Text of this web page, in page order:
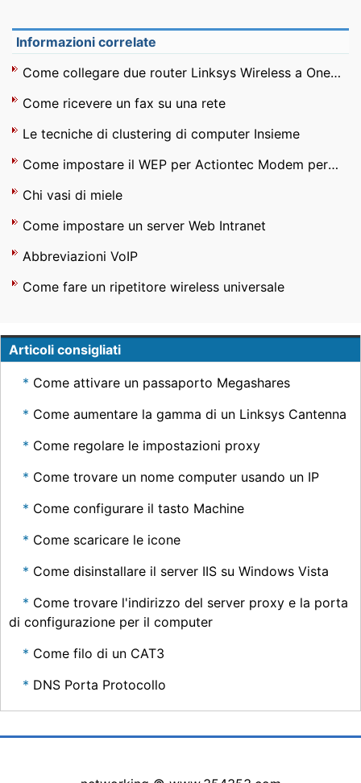
Informazioni correlate
Come collegare due router Linksys Wireless a One Network
Come ricevere un fax su una rete
Le tecniche di clustering di computer Insieme
Come impostare il WEP per Actiontec Modem per Qwest
Chi vasi di miele
Come impostare un server Web Intranet
Abbreviazioni VoIP
Come fare un ripetitore wireless universale
Articoli consigliati
Come attivare un passaporto Megashares
Come aumentare la gamma di un Linksys Cantenna
Come regolare le impostazioni proxy
Come trovare un nome computer usando un IP
Come configurare il tasto Machine
Come scaricare le icone
Come disinstallare il server IIS su Windows Vista
Come trovare l'indirizzo del server proxy e la porta
di configurazione per il computer
Come filo di un CAT3
DNS Porta Protocollo